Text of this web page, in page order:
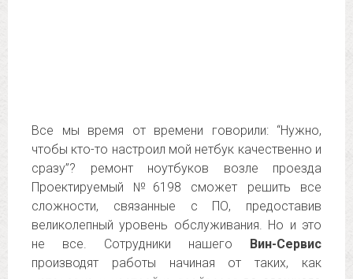
Все мы время от времени говорили: “Нужно,
чтобы кто-то настроил мой нетбук качественно и
сразу”? ремонт ноутбуков возле проезда
Проектируемый №6198 сможет решить все
сложности, связанные с ПО, предоставив
великолепный уровень обслуживания. Но и это
не все. Сотрудники нашего Вин-Сервис
производят работы начиная от таких, как